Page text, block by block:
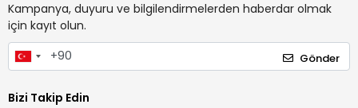
Kampanya, duyuru ve bilgilendirmelerden haberdar olmak
için kayıt olun.
Gönder
Bizi Takip Edin